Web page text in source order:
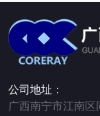
公司地址：
广西南宁市江南